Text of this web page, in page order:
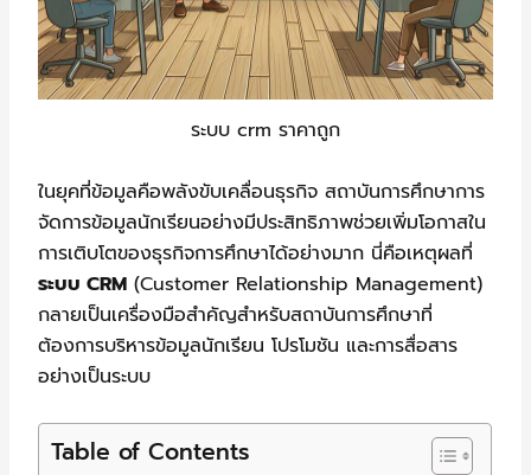
ระบบ crm ราคาถูก
ในยุคที่ข้อมูลคือพลังขับเคลื่อนธุรกิจ สถาบันการศึกษาการ
จัดการข้อมูลนักเรียนอย่างมีประสิทธิภาพช่วยเพิ่มโอกาสใน
การเติบโตของธุรกิจการศึกษาได้อย่างมาก นี่คือเหตุผลที่
ระบบ CRM (Customer Relationship Management)
กลายเป็นเครื่องมือสำคัญสำหรับสถาบันการศึกษาที่
ต้องการบริหารข้อมูลนักเรียน โปรโมชัน และการสื่อสาร
อย่างเป็นระบบ
Table of Contents